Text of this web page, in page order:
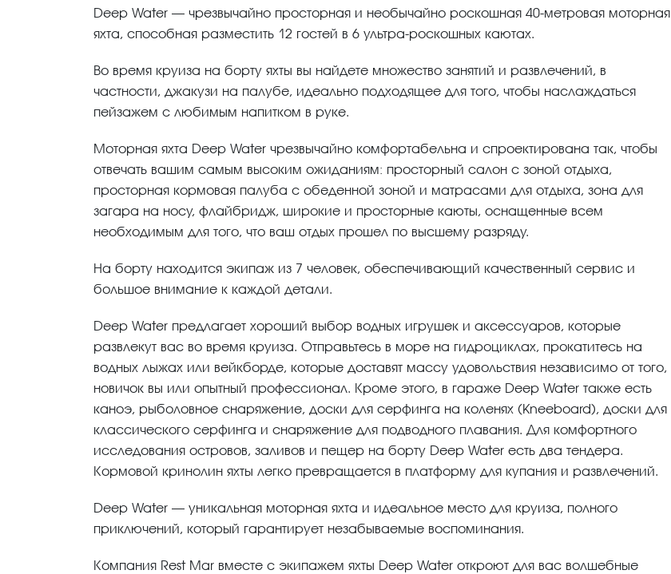
Deep Water — чрезвычайно просторная и необычайно роскошная 40-метровая моторная
яхта, способная разместить 12 гостей в 6 ультра-роскошных каютах.
Во время круиза на борту яхты вы найдете множество занятий и развлечений, в
частности, джакузи на палубе, идеально подходящее для того, чтобы наслаждаться
пейзажем с любимым напитком в руке.
Моторная яхта Deep Water чрезвычайно комфортабельна и спроектирована так, чтобы
отвечать вашим самым высоким ожиданиям: просторный салон с зоной отдыха,
просторная кормовая палуба с обеденной зоной и матрасами для отдыха, зона для
загара на носу, флайбридж, широкие и просторные каюты, оснащенные всем
необходимым для того, что ваш отдых прошел по высшему разряду.
На борту находится экипаж из 7 человек, обеспечивающий качественный сервис и
большое внимание к каждой детали.
Deep Water предлагает хороший выбор водных игрушек и аксессуаров, которые
развлекут вас во время круиза. Отправьтесь в море на гидроциклах, прокатитесь на
водных лыжах или вейкборде, которые доставят массу удовольствия независимо от того,
новичок вы или опытный профессионал. Кроме этого, в гараже Deep Water также есть
каноэ, рыболовное снаряжение, доски для серфинга на коленях (Kneeboard), доски для
классического серфинга и снаряжение для подводного плавания. Для комфортного
исследования островов, заливов и пещер на борту Deep Water есть два тендера.
Кормовой кринолин яхты легко превращается в платформу для купания и развлечений.
Deep Water — уникальная моторная яхта и идеальное место для круиза, полного
приключений, который гарантирует незабываемые воспоминания.
Компания Rest Mar вместе с экипажем яхты Deep Water откроют для вас волшебные